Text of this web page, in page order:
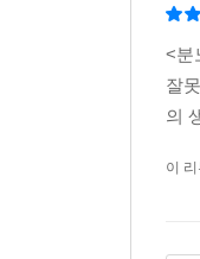
‘관념’
막상
좌절과
말라’
<분
잘
의
이